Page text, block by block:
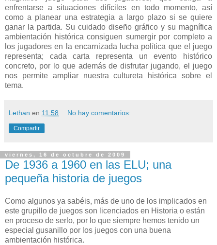
enfrentarse a situaciones difíciles en todo momento, así
como a planear una estrategia a largo plazo si se quiere
ganar la partida. Su cuidado diseño gráfico y su magnífica
ambientación histórica consiguen sumergir por completo a
los jugadores en la encarnizada lucha política que el juego
representa; cada carta representa un evento histórico
concreto, por lo que además de disfrutar jugando, el juego
nos permite ampliar nuestra cultureta histórica sobre el
tema.
Lethan en 11:58 No hay comentarios:
Compartir
viernes, 16 de octubre de 2009
De 1936 a 1960 en las ELU; una
pequeña historia de juegos
Como algunos ya sabéis, más de uno de los implicados en
este grupillo de juegos son licenciados en Historia o están
en proceso de serlo, por lo que siempre hemos tenido un
especial gusanillo por los juegos con una buena
ambientación histórica.